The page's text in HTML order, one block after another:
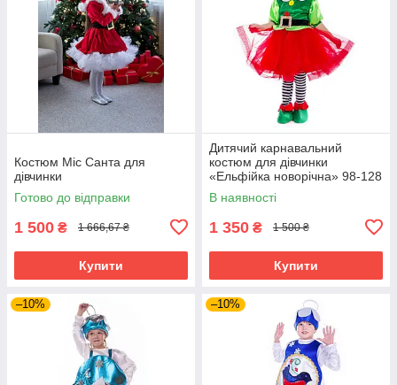
Костюм Міс Санта для
дівчинки
Готово до відправки
1 500 ₴ 1 666,67 ₴
Купити
Дитячий карнавальний
костюм для дівчинки
«Ельфійка новорічна» 98-128
см, кілька кольорів
В наявності
1 350 ₴ 1 500 ₴
Купити
–10% –10%